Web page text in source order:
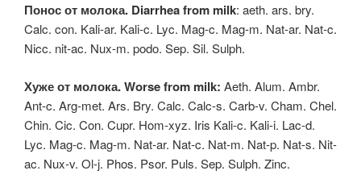
Понос от молока. Diarrhea from milk: aeth. ars. bry.
Calc. con. Kali-ar. Kali-c. Lyc. Mag-c. Mag-m. Nat-ar. Nat-c.
Nicc. nit-ac. Nux-m. podo. Sep. Sil. Sulph.
Хуже от молока. Worse from milk: Aeth. Alum. Ambr.
Ant-c. Arg-met. Ars. Bry. Calc. Calc-s. Carb-v. Cham. Chel.
Chin. Cic. Con. Cupr. Hom-xyz. Iris Kali-c. Kali-i. Lac-d.
Lyc. Mag-c. Mag-m. Nat-ar. Nat-c. Nat-m. Nat-p. Nat-s. Nit-
ac. Nux-v. Ol-j. Phos. Psor. Puls. Sep. Sulph. Zinc.